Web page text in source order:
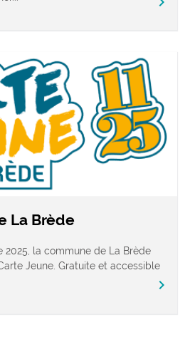
La Brède
2025, la commune de La Brède
Jeune. Gratuite et accessible
chevron_right